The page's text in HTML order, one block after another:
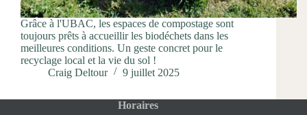
Grâce à l'UBAC, les espaces de compostage sont
toujours prêts à accueillir les biodéchets dans les
meilleures conditions. Un geste concret pour le
recyclage local et la vie du sol !
Craig Deltour
9 juillet 2025
Horaires